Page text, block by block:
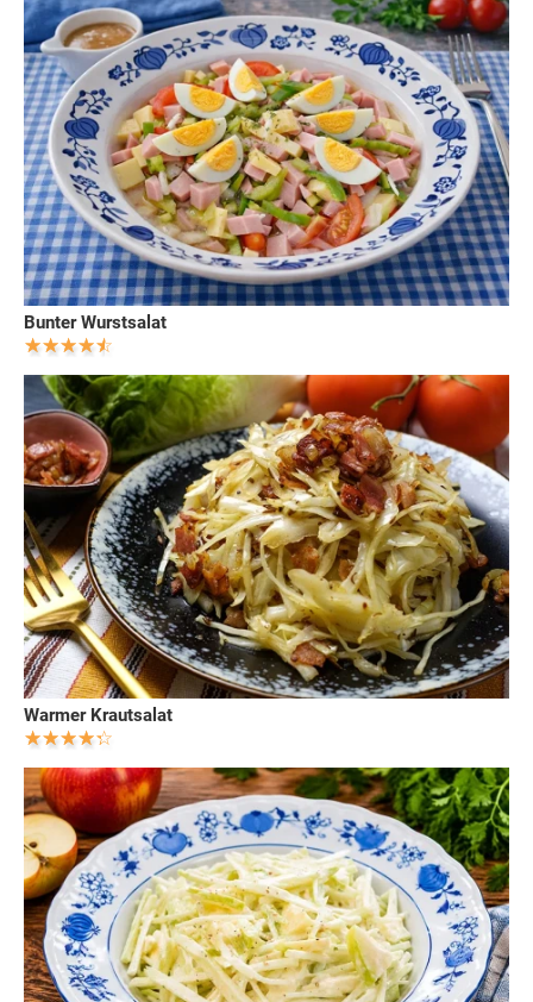
Bunter Wurstsalat
Warmer Krautsalat